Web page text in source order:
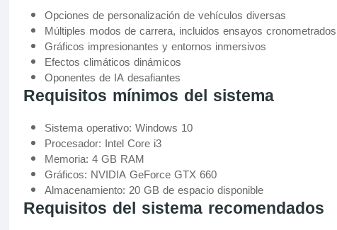
Opciones de personalización de vehículos diversas
Múltiples modos de carrera, incluidos ensayos
Gráficos impresionantes y entornos inmersivos
Efectos climáticos dinámicos
Oponentes de IA desafiantes
Requisitos mínimos del sistema
Sistema operativo: Windows 10
Procesador: Intel Core i3
Memoria: 4 GB RAM
Gráficos: NVIDIA GeForce GTX 660
Almacenamiento: 20 GB de espacio disponible
Requisitos del sistema recomendados